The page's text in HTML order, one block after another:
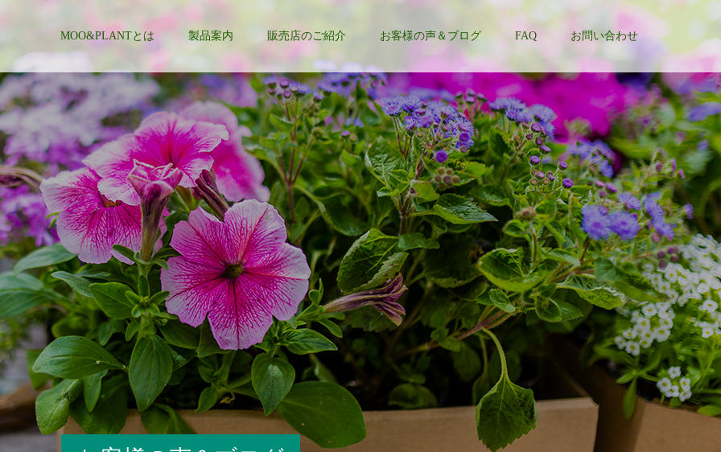
MOO&PLANTとは 製品案内 販売店のご紹介 お客様の声＆ブログ FAQ お問い合わせ